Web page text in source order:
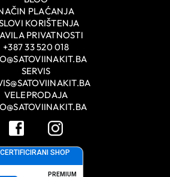
PLAĆANJA
KORIŠTENJA
PRIVATNOSTI
+387 33 520 018
SERVIS
VELEPRODAJA